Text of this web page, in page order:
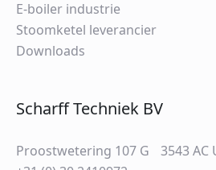
E-boiler industrie
Stoomketel leverancier
Downloads
Scharff Techniek BV
Proostwetering 107 G 3543 AC